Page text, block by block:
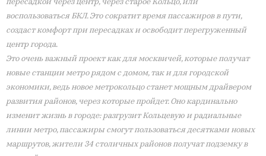
пересадкой через центр, через старое Кольцо, или
воспользоваться БКЛ. Это сократит время пассажиров в пути,
создаст комфорт при пересадках и освободит перегруженный
центр города.
Это очень важный проект как для москвичей, которые получат
новые станции метро рядом с домом, так и для городской
экономики, ведь новое метрокольцо станет мощным драйвером
развития районов, через которые пройдет. Оно кардинально
изменит жизнь в городе: разгрузит Кольцевую и радиальные
линии метро, пассажиры смогут пользоваться десятками новых
маршрутов, жители 34 столичных районов получат подземку в